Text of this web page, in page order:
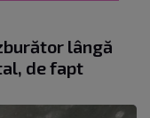
lângă
de fapt